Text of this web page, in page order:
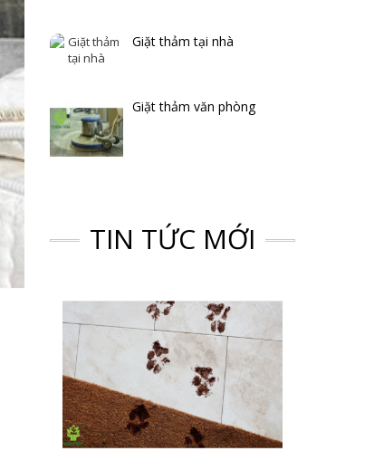
Giặt thảm tại nhà
Giặt thảm văn phòng
TIN TỨC MỚI